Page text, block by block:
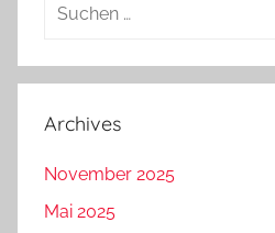
Archives
November 2025
Mai 2025